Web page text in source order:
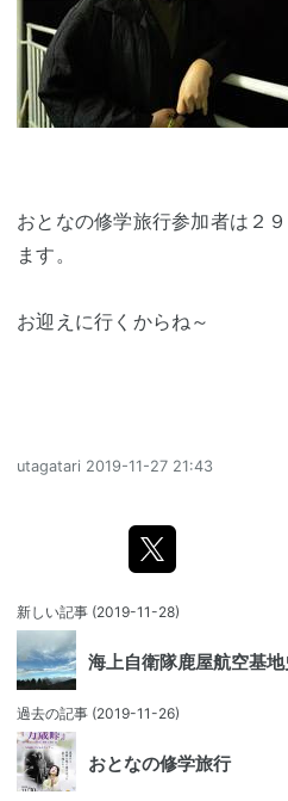
おとなの修学旅行参加者は２９
ます。
お迎えに行くからね～
utagatari 2019-11-27 21:43
新しい記事 (2019-11-28)
海上自衛隊鹿屋航空基
過去の記事 (2019-11-26)
おとなの修学旅行